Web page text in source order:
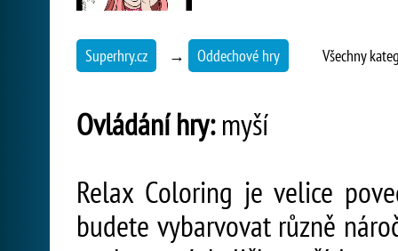
Superhry.cz → Oddechové hry Všechny
Ovládání hry:myší
Relax Coloring je velice
budete vybarvovat různě